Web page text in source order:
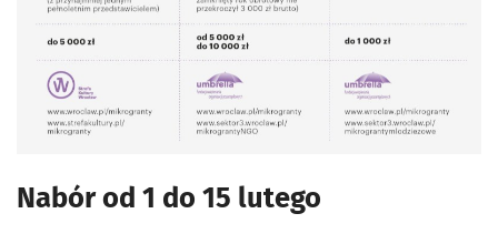
Nabór od 1 do 15 lutego